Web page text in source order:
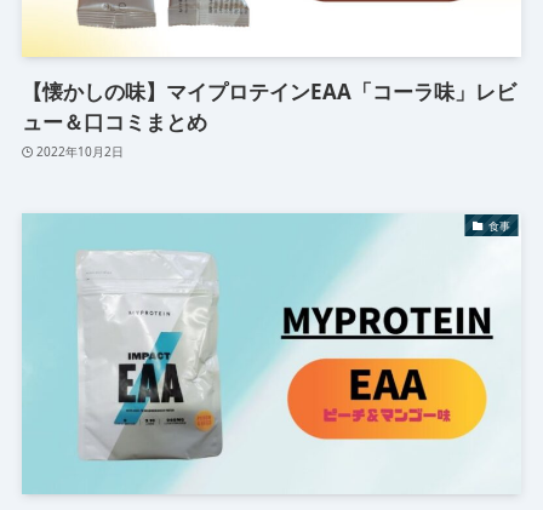
【懐かしの味】マイプロテインEAA「コーラ味」レビ
ュー＆口コミまとめ
2022年10月2日
食事